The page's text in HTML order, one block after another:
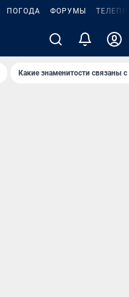
ПОГОДА ФОРУМЫ
Какие знаменитости связаны